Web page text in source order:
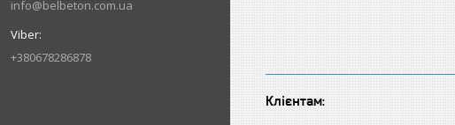
info@belbeton.com.ua
+380678286878
Клієнтам: